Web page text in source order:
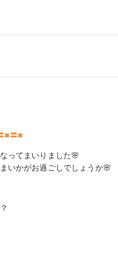
■〓■
ってまいりました🌸
いかがお過ごしでしょうか🌸